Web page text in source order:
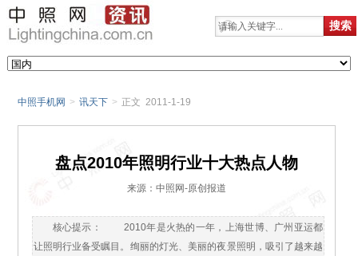
中照手机网 > 讯天下 > 正文 2011-1-19
盘点2010年照明行业十大热点人物
来源：中照网-原创报道
核心提示： 2010年是火热的一年，上海世博、广州亚运都
让照明行业备受瞩目。绚丽的灯光、美丽的夜景照明，吸引了越来越